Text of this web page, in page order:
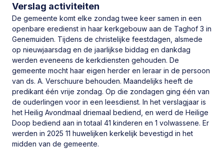
Er zijn geen nieuwsberichten voor deze
gemeente.
Bekijk dealgemene nieuwsberichten.
Kerktijden Toon meer kerktijden
Verslag activiteiten
De gemeente komt elke zondag twee keer samen in een
openbare eredienst in haar kerkgebouw aan de Taghof 3 in
Genemuiden. Tijdens de christelijke feestdagen, alsmede
op nieuwjaarsdag en de jaarlijkse biddag en dankdag
werden eveneens de kerkdiensten gehouden. De
gemeente mocht haar eigen herder en leraar in de persoon
van ds. A. Verschuure behouden. Maandelijks heeft de
predikant één vrije zondag. Op die zondagen ging één van
de ouderlingen voor in een leesdienst. In het verslagjaar is
het Heilig Avondmaal driemaal bediend, en werd de Heilige
Doop bediend aan in totaal 41 kinderen en 1 volwassene. Er
werden in 2025 11 huwelijken kerkelijk bevestigd in het
midden van de gemeente.